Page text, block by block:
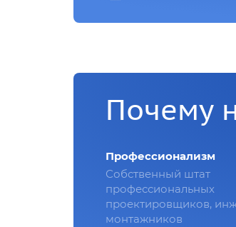
Почему
Профессионализм
Собственный штат
профессиональных
проектировщиков,
монтажников